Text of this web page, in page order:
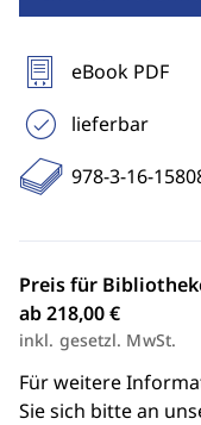
eBook PDF
lieferbar
978-3-16-
Preis für
ab 218,00 €
inkl. gesetzl. MwSt.
Für weitere
Sie sich bitte an